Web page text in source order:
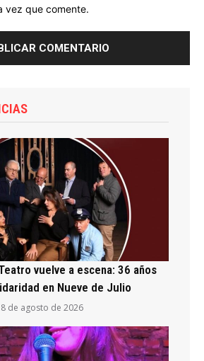
vez que comente.
vuelve a escena: 36 años
en Nueve de Julio
de agosto de 2026